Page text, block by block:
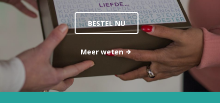
BESTEL NU
Meer weten